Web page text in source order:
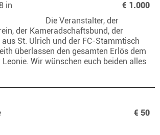
in
€ 1.000
Die Veranstalter, der
der Kameradschaftsbund, der
St. Ulrich und der FC-Stammtisch
überlassen den gesamten Erlös dem
Wir wünschen euch beiden alles
€ 50